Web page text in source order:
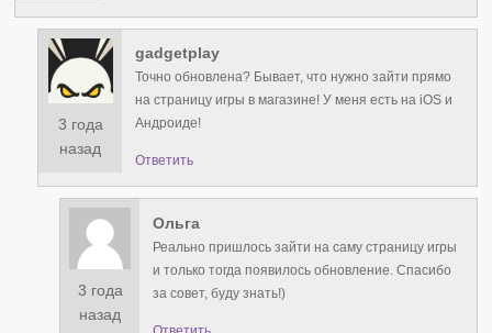
3 года
назад
gadgetplay
Точно обновлена? Бывает, что нужно зайти прямо
на страницу игры в магазине! У меня есть на iOS и
Андроиде!
Ответить
3 года
назад
Ольга
Реально пришлось зайти на саму страницу игры
и только тогда появилось обновление. Спасибо
за совет, буду знать!)